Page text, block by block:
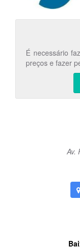
É necessário
preços e fazer
Av.